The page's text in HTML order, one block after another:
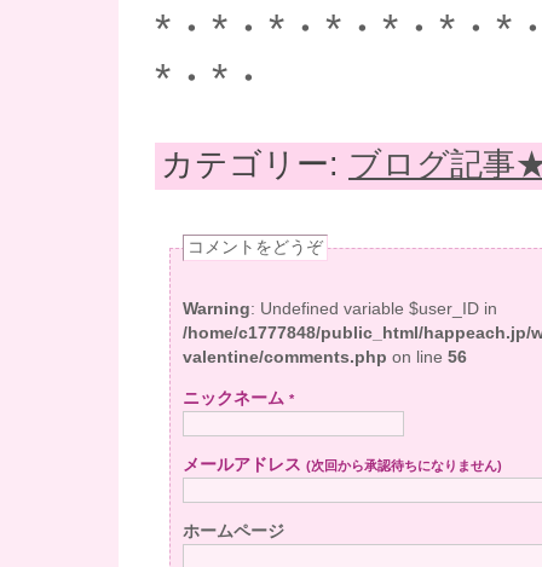
*・*・*・*・*・*・*
*・*・
カテゴリー: ブログ記事
コメントをどうぞ
Warning
: Undefined variable $user_ID in
/home/c1777848/public_html/happeach.jp/
valentine/comments.php on line 56
ニックネーム *
メールアドレス (次回から承認待ちになりません)
ホームページ